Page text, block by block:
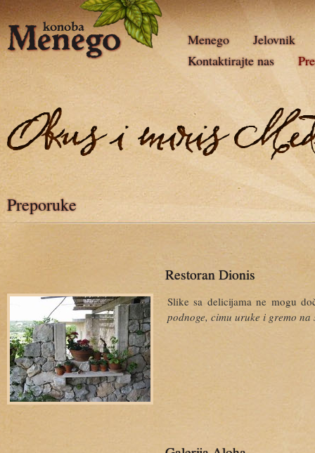
Menego
Jelovnik
Kontaktirajte nas
Preporuke
Restoran Dionis
Slike sa delicijama ne mogu
podnoge, cimu uruke i gremo na